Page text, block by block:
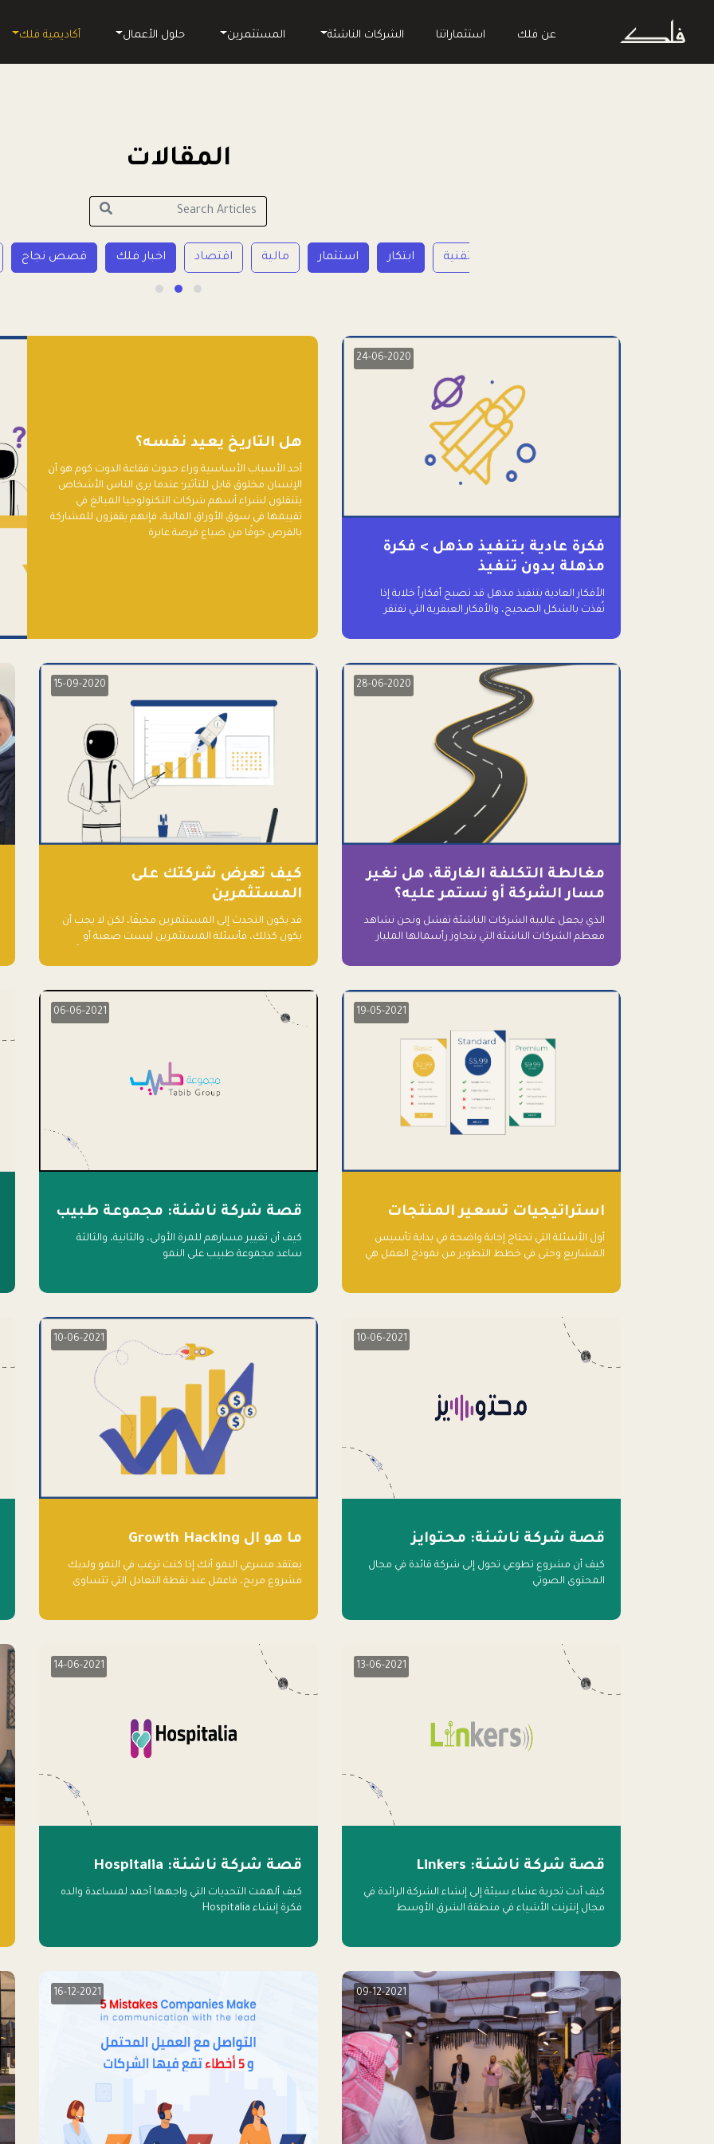
عن فلك استثماراتنا الشركات الناشئة المستثمرين حلول الأعمال أكاديمية فلك
المقالات
تقنية ابتكار استثمار مالية اقتصاد اخبار فلك قصص نجاح
24-06-2020
فكرة عادية بتنفيذ مذهل > فكرة
مذهلة بدون تنفيذ
الأفكار العادية بتنفيذ مذهل قد تصبح أفكاراً خلابة إذا
نُفذت بالشكل الصحيح، والأفكار العبقرية التي تفتقر
هل التاريخ يعيد نفسه؟
أحد الأسباب الأساسية وراء حدوث فقاعة الدوت كوم هو أن
الإنسان مخلوق قابل للتأثير؛ عندما يرى الناس الأشخاص
يتنقلون لشراء أسهم شركات التكنولوجيا المبالغ في
تقييمها في سوق الأوراق المالية، فإنهم يقفزون للمشاركة
بالفرص خوفًا من ضياع فرصة عابرة
28-06-2020
مغالطة التكلفة الغارقة، هل نغير
مسار الشركة أو نستمر عليه؟
الذي يجعل غالبية الشركات الناشئة تفشل ونحن نشاهد
معظم الشركات الناشئة التي يتجاوز رأسمالها المليار
ببساطة: التعلق بها.
15-09-2020
كيف تعرض شركتك على
المستثمرين
قد يكون التحدث إلى المستثمرين مخيفًا، لكن لا يجب أن
يكون كذلك، فأسئلة المستثمرين ليست صعبة أو
19-05-2021
استراتيجيات تسعير المنتجات
أول الأسئلة التي تحتاج إجابة واضحة في بداية تأسيس
المشاريع وحتى في خطط التطوير من نموذج العمل هي
06-06-2021
قصة شركة ناشئة: مجموعة طبيب
كيف أن تغيير مسارهم للمرة الأولى، والثانية، والثالثة
ساعد مجموعة طبيب على النمو
10-06-2021
قصة شركة ناشئة: محتوايز
كيف أن مشروع تطوعي تحول إلى شركة قائدة في مجال
المحتوى الصوتي
10-06-2021
ما هو ال Growth Hacking
يعتقد مسرعي النمو أنك إذا كنت ترغب في النمو ولديك
مشروع مربح، فاعمل عند نقطة التعادل التي تتساوى
13-06-2021
قصة شركة ناشئة: Linkers
كيف أدت تجربة عشاء سيئة إلى إنشاء الشركة الرائدة في
مجال إنترنت الأشياء في منطقة الشرق الأوسط
14-06-2021
قصة شركة ناشئة: Hospitalia
كيف ألهمت التحديات التي واجهها أحمد لمساعدة والده
فكرة إنشاء Hospitalia
09-12-2021
16-12-2021